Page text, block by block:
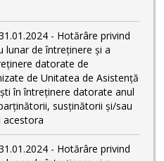
- Hotărâre privind
lunar de întreținere și a
datorate de
de Unitatea de Asistență
în întreținere datorate anul
susținătorii și/sau
acestora
- Hotărâre privind